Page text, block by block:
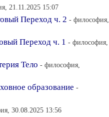
21.11.2025 15:07
Переход ч. 2 - философия,
Переход ч. 1 - философия,
Тело - философия,
образование -
30.08.2025 13:56